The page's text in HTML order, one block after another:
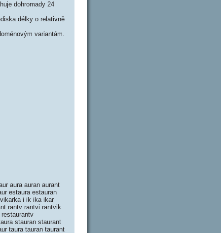
dohromady 24
délky o relativně
variantám.
aura auran aurant
estaura estauran
i ik ika ikar
rantv rantvi rantvik
stauran staurant
taura tauran taurant